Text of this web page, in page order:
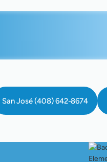
San José (408) 642-8674